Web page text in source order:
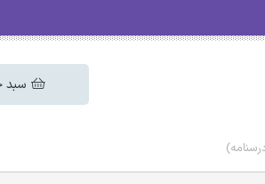
سبد